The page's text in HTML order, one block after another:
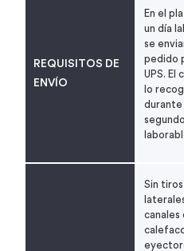
REQUISITOS DE
ENVÍO
En el
un día
se
pedido
UPS. El
lo
durante
Sin tiros
canales